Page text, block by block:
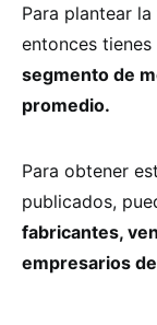
Para plantear
entonces tienes
segmento de
promedio.
Para obtener
publicados,
fabricantes,
empresarios